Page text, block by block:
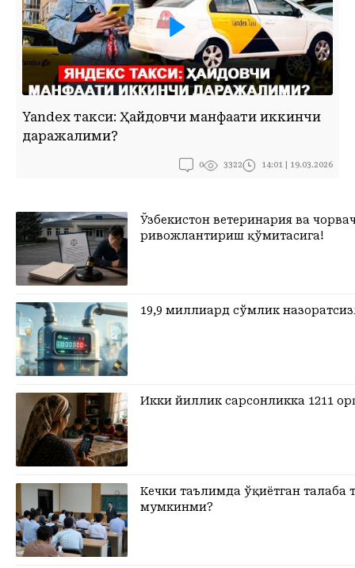
Yandex такси: Ҳайдовчи манфаати иккинчи
даражалими?
0 3322 14:01 | 19.03.2026
Ўзбекистон ветеринария ва
ривожлантириш қўмитасига!
19,9 миллиард сўмлик
Икки йиллик сарсонликка 1211
Кечки таълимда ўқиётган
мумкинми?